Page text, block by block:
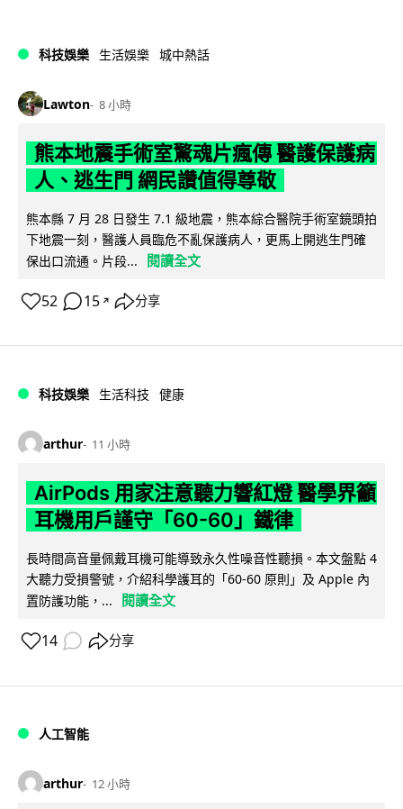
科技娛樂 生活娛樂 城中熱話
Lawton 8 小時
熊本地震手術室驚魂片瘋傳 醫護保護病
人、逃生門 網民讚值得尊敬
熊本縣 7 月 28 日發生 7.1 級地震，熊本綜合醫院手術室鏡頭拍
下地震一刻，醫護人員臨危不亂保護病人，更馬上開逃生門確
保出口流通。片段...
閱讀全文
52 15 ↗ 分享
科技娛樂 生活科技 健康
arthur 11 小時
AirPods 用家注意聽力響紅燈 醫學界籲
耳機用戶謹守「60-60」鐵律
長時間高音量佩戴耳機可能導致永久性噪音性聽損。本文盤點 4
大聽力受損警號，介紹科學護耳的「60-60 原則」及 Apple 內
置防護功能，...
閱讀全文
14 分享
人工智能
arthur 12 小時